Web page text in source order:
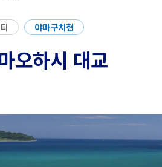
야마구치현
오하시 대교